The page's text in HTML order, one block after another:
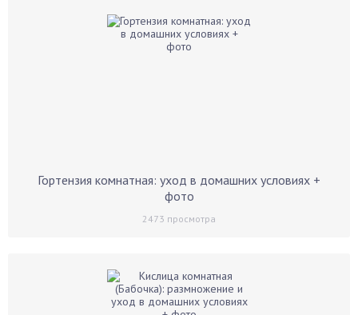
Гортензия комнатная: уход в домашних условиях +
фото
2473 просмотра